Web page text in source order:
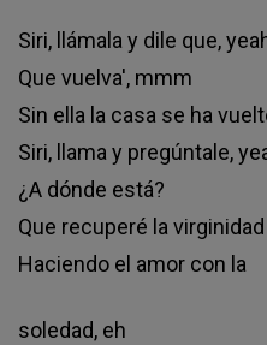
Siri, llámala y dile que,
Que vuelva', mmm
Sin ella la casa se ha
Siri, llama y pregúntale,
¿A dónde está?
Que recuperé la virginidad
Haciendo el amor con la
soledad, eh